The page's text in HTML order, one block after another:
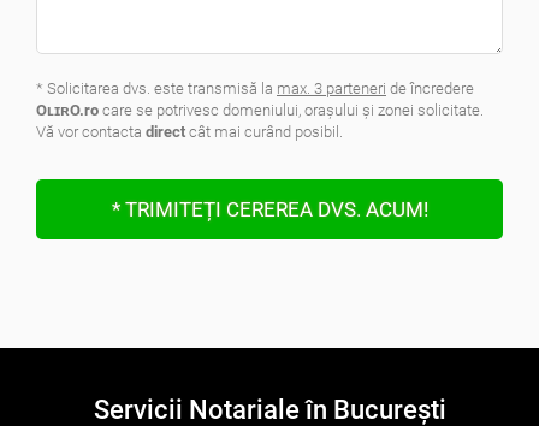
* Solicitarea dvs. este transmisă la max. 3 parteneri de încredere
OʟɪʀO.ro care se potrivesc domeniului, oraşului şi zonei solicitate.
Vă vor contacta direct cât mai curând posibil.
* TRIMITEȚI CEREREA DVS. ACUM!
Servicii Notariale în București